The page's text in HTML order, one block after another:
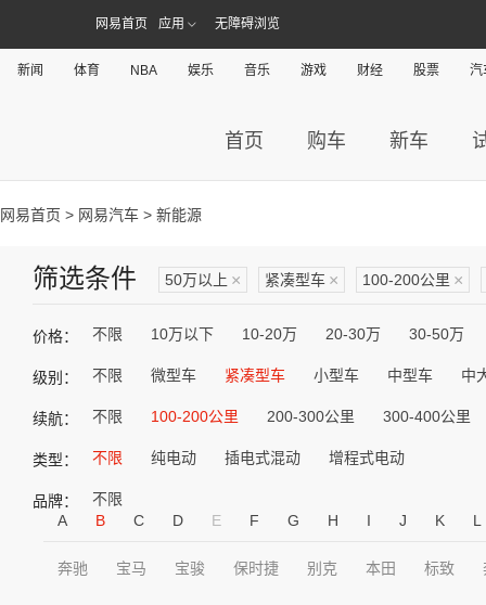
网易首页 应用 无障碍浏览
新闻 体育 NBA 娱乐 音乐 游戏 财经 股票 汽
首页 购车 新车
网易首页 > 网易汽车 > 新能源
筛选条件 50万以上 × 紧凑型车 × 100-200公里 ×
价格： 不限 10万以下 10-20万 20-30万 30-50万
级别： 不限 微型车 紧凑型车 小型车 中型车 中
续航： 不限 100-200公里 200-300公里 300-400公里
类型： 不限 纯电动 插电式混动 增程式电动
品牌：
不限
A
B C D E F G H I J K L
奔驰 宝马 宝骏 保时捷 别克 本田 标致